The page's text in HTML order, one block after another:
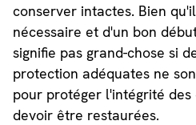
conserver intactes. Bien
nécessaire et d'un bon
signifie pas grand-chose si
protection adéquates ne
pour protéger l'intégrité
devoir être restaurées.